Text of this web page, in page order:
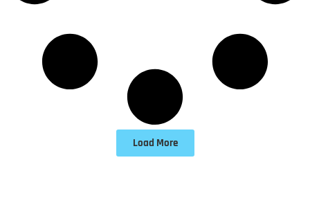
Load More